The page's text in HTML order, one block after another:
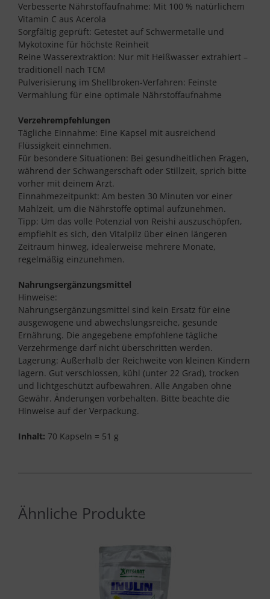
Verbesserte Nährstoffaufnahme: Mit 100 % natürlichem
Vitamin C aus Acerola
Sorgfältig geprüft: Getestet auf Schwermetalle und
Mykotoxine für höchste Reinheit
Reine Wasserextraktion: Nur mit Heißwasser extrahiert –
traditionell nach TCM
Pulverisierung im Shellbroken-Verfahren: Feinste
Vermahlung für eine optimale Nährstoffaufnahme
Verzehrempfehlungen
Tägliche Einnahme: Eine Kapsel mit ausreichend
Flüssigkeit einnehmen.
Für besondere Situationen: Bei gesundheitlichen Fragen,
während der Schwangerschaft oder Stillzeit, sprich bitte
vorher mit deinem Arzt.
Einnahmezeitpunkt: Am besten 30 Minuten vor einer
Mahlzeit, um die Nährstoffe optimal aufzunehmen.
Tipp: Um das volle Potenzial von Reishi auszuschöpfen,
empfiehlt es sich, den Vitalpilz über einen längeren
Zeitraum hinweg, idealerweise mehrere Monate,
regelmäßig einzunehmen.
Nahrungsergänzungsmittel
Hinweise:
Nahrungsergänzungsmittel sind kein Ersatz für eine
ausgewogene und abwechslungsreiche, gesunde
Ernährung. Die angegebene empfohlene tägliche
Verzehrmenge darf nicht überschritten werden.
Lagerung: Außerhalb der Reichweite von kleinen Kindern
lagern. Gut verschlossen, kühl (unter 22 Grad), trocken
und lichtgeschützt aufbewahren. Alle Angaben ohne
Gewähr. Änderungen vorbehalten. Bitte beachte die
Hinweise auf der Verpackung.
Inhalt: 70 Kapseln = 51 g
Ähnliche Produkte